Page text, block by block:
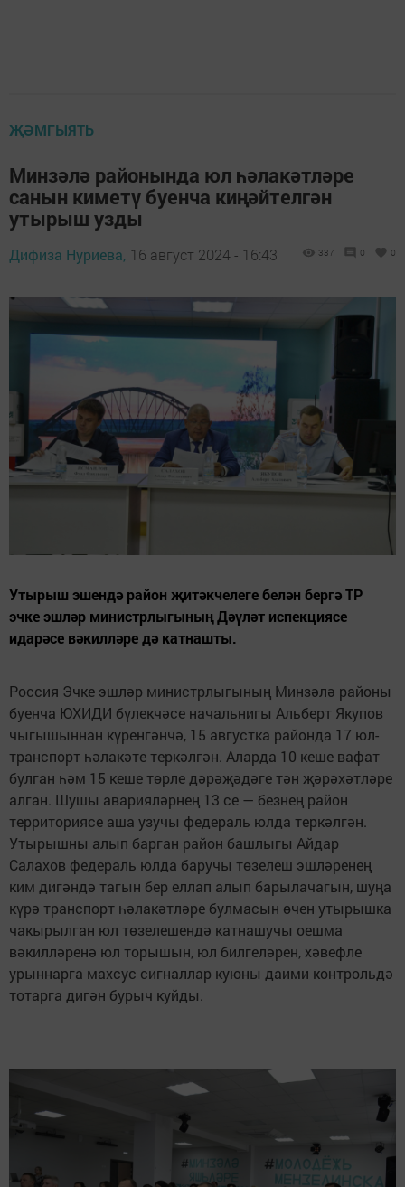
ҖӘМГЫЯТЬ
Минзәлә районында юл һәлакәтләре
санын киметү буенча киңәйтелгән
утырыш узды
Дифиза Нуриева, 16 август 2024 - 16:43 337 0 0
Утырыш эшендә район җитәкчелеге белән бергә ТР
эчке эшләр министрлыгының Дәүләт испекциясе
идарәсе вәкилләре дә катнашты.
Россия Эчке эшләр министрлыгының Минзәлә районы
буенча ЮХИДИ бүлекчәсе начальнигы Альберт Якупов
чыгышыннан күренгәнчә, 15 августка районда 17 юл-
транспорт һәлакәте теркәлгән. Аларда 10 кеше вафат
булган һәм 15 кеше төрле дәрәҗәдәге тән җәрәхәтләре
алган. Шушы аварияләрнең 13 се — безнең район
территориясе аша узучы федераль юлда теркәлгән.
Утырышны алып барган район башлыгы Айдар
Салахов федераль юлда баручы төзелеш эшләренең
ким дигәндә тагын бер еллап алып барылачагын, шуңа
күрә транспорт һәлакәтләре булмасын өчен утырышка
чакырылган юл төзелешендә катнашучы оешма
вәкилләренә юл торышын, юл билгеләрен, хәвефле
урыннарга махсус сигналлар куюны даими контрольдә
тотарга дигән бурыч куйды.